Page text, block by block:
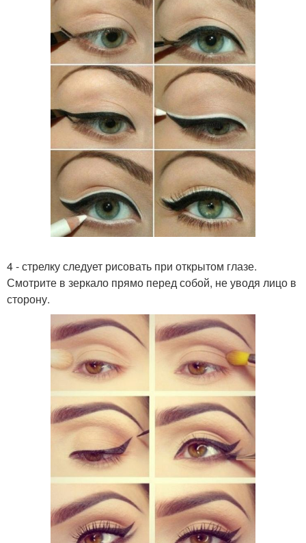
4 - стрелку следует рисовать при открытом глазе.
Смотрите в зеркало прямо перед собой, не уводя лицо в
сторону.